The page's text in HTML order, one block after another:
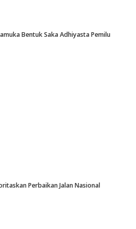
Bentuk Saka Adhiyasta Pemilu
Perbaikan Jalan Nasional